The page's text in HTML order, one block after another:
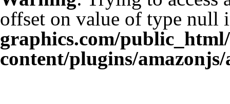
offset on value of type null
graphics.com/
content/plugins/